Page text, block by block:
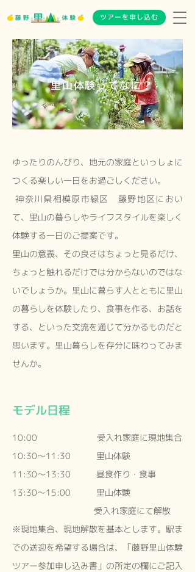
ツアーを申し込む
里山体験ってなに？
ゆったりのんびり、地元の家庭といっしょに
つくる楽しい一日をお過ごしください。
神奈川県相模原市緑区 藤野地区におい
て、里山の暮らしやライフスタイルを楽しく
体験する一日のご提案です。
里山の意義、その良さはちょっと見るだけ、
ちょっと触れるだけでは分からないのではな
いでしょうか。里山に暮らす人とともに里山
の暮らしを体験したり、食事を作る、お話を
する、といった交流を通じて分かるものだと
思います。里山暮らしを存分に味わってみま
せんか。
モデル日程
10:00 受入れ家庭に現地集合
10:30〜11:30 里山体験
11:30〜13:30 昼食作り・食事
13:30〜15:00 里山体験
受入れ家庭にて解散
※現地集合、現地解散を基本とします。駅ま
での送迎を希望する場合は、「藤野里山体験
ツアー参加申し込み書」の所定の欄にご記入